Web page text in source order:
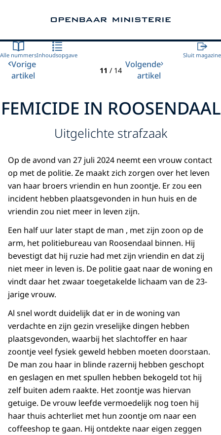
Alle nummersInhoudsopgave Sluit magazine
Vorige
artikel
11 / 14
Volgende
artikel
FEMICIDE IN ROOSENDAAL
Uitgelichte strafzaak
Op de avond van 27 juli 2024 neemt een vrouw contact
op met de politie. Ze maakt zich zorgen over het leven
van haar broers vriendin en hun zoontje. Er zou een
incident hebben plaatsgevonden in hun huis en de
vriendin zou niet meer in leven zijn.
Een half uur later stapt de man , met zijn zoon op de
arm, het politiebureau van Roosendaal binnen. Hij
bevestigt dat hij ruzie had met zijn vriendin en dat zij
niet meer in leven is. De politie gaat naar de woning en
vindt daar het zwaar toegetakelde lichaam van de 23-
jarige vrouw.
Al snel wordt duidelijk dat er in de woning van
verdachte en zijn gezin vreselijke dingen hebben
plaatsgevonden, waarbij het slachtoffer en haar
zoontje veel fysiek geweld hebben moeten doorstaan.
De man zou haar in blinde razernij hebben geschopt
en geslagen en met spullen hebben bekogeld tot hij
zelf buiten adem raakte. Het zoontje was hiervan
getuige. De vrouw leefde vermoedelijk nog toen hij
haar thuis achterliet met hun zoontje om naar een
coffeeshop te gaan. Hij ontdekte naar eigen zeggen